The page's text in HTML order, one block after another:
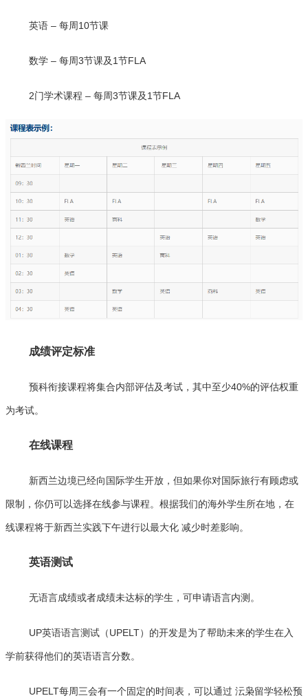
英语 – 每周10节课
数学 – 每周3节课及1节FLA
2门学术课程 – 每周3节课及1节FLA
成绩评定标准
预科衔接课程将集合内部评估及考试，其中至少40%的评估权重
为考试。
在线课程
新西兰边境已经向国际学生开放，但如果你对国际旅行有顾虑或
限制，你仍可以选择在线参与课程。根据我们的海外学生所在地，在
线课程将于新西兰实践下午进行以最大化 减少时差影响。
英语测试
无语言成绩或者成绩未达标的学生，可申请语言内测。
UP英语语言测试（UPELT）的开发是为了帮助未来的学生在入
学前获得他们的英语语言分数。
UPELT每周三会有一个固定的时间表，可以通过 沄枭留学轻松预